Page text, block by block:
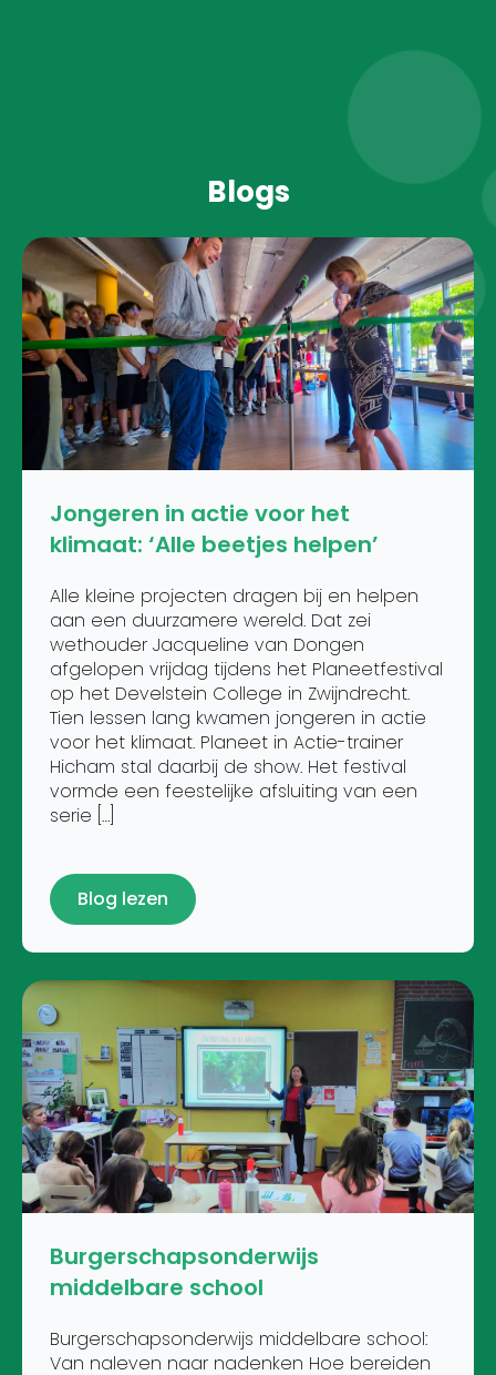
Blogs
Jongeren in actie voor het
klimaat: ‘Alle beetjes helpen’
Alle kleine projecten dragen bij en helpen
aan een duurzamere wereld. Dat zei
wethouder Jacqueline van Dongen
afgelopen vrijdag tijdens het Planeetfestival
op het Develstein College in Zwijndrecht.
Tien lessen lang kwamen jongeren in actie
voor het klimaat. Planeet in Actie-trainer
Hicham stal daarbij de show. Het festival
vormde een feestelijke afsluiting van een
serie […]
Blog lezen
Burgerschapsonderwijs
middelbare school
Burgerschapsonderwijs middelbare school:
Van naleven naar nadenken Hoe bereiden